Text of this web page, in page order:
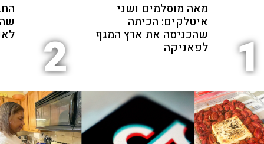
1
מאה מוסלמים ושני
איטלקים: הכיתה
שהכניסה את ארץ המגף
לפאניקה 2